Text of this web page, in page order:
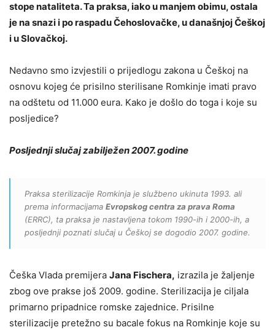
stope nataliteta. Ta praksa, iako u manjem obimu, ostala
je na snazi i po raspadu Čehoslovačke, u današnjoj Češkoj
i u Slovačkoj.
Nedavno smo izvjestili o prijedlogu zakona u Češkoj na
osnovu kojeg će prisilno sterilisane Romkinje imati pravo
na odštetu od 11.000 eura. Kako je došlo do toga i koje su
posljedice?
Posljednji slučaj zabilježen 2007. godine
Praksa sterilizacije Romkinja je službeno ukinuta 1993. ali
prema informacijama Evropskog centra za prava Roma
(ERRC), ta praksa je nastavljena tokom 1990-ih i 2000-ih, a
posljednji poznati slučaj u Češkoj se dogodio 2007. godine.
Češka Vlada premijera Jana Fischera, izrazila je žaljenje
zbog ove prakse još 2009. godine. Sterilizacija je ciljala
primarno pripadnice romske zajednice. Prisilne
sterilizacije pretežno su bacale fokus na Romkinje koje su